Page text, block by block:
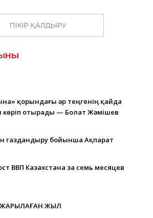
ПІКІР ҚАЛДЫРУ
қорындағы әр теңгенің қайда
отырады — Болат Жәмішев
газдандыру бойынша Ақпарат
ВВП Казахстана за семь месяцев
ЖЫЛ